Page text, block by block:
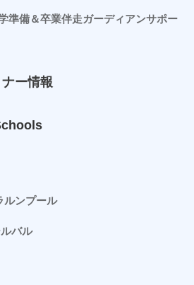
準備＆卒業伴走ガーディアンサポー
ー情報
ルンプール
バル